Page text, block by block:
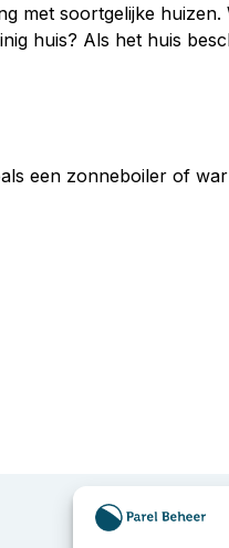
met soortgelijke huizen.
huis? Als het huis
een zonneboiler of